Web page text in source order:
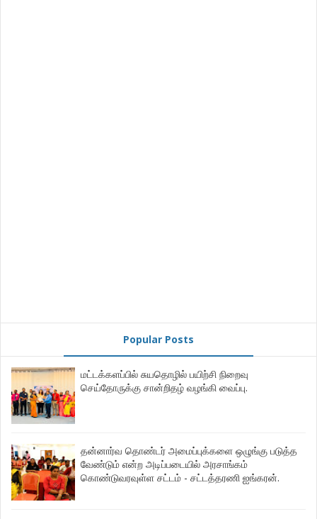
Popular Posts
மட்டக்களப்பில் சுயதொழில் பயிற்சி நிறைவு
செய்தோருக்கு சான்றிதழ் வழங்கி வைப்பு.
தன்னார்வ தொண்டர் அமைப்புக்களை ஒழுங்கு படுத்த
வேண்டும் என்ற அடிப்படையில் அரசாங்கம்
கொண்டுவரவுள்ள சட்டம் - சட்டத்தரணி ஐங்கரன்.